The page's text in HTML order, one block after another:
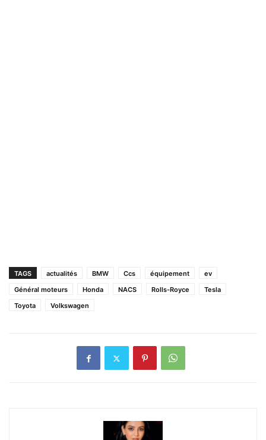
TAGS actualités BMW Ccs équipement
ev
Général moteurs
Honda NACS Rolls-Royce
Tesla
Toyota
Volkswagen